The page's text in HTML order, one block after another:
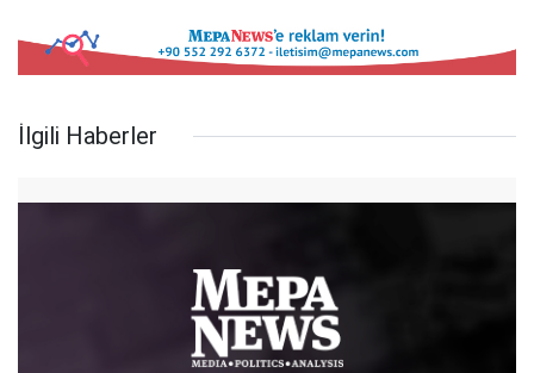
İlgili Haberler